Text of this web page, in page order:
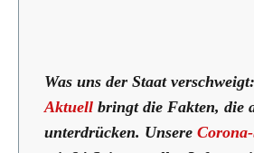
Was uns der Staat verschweigt:
Aktuell bringt die Fakten, die
unterdrücken. Unsere